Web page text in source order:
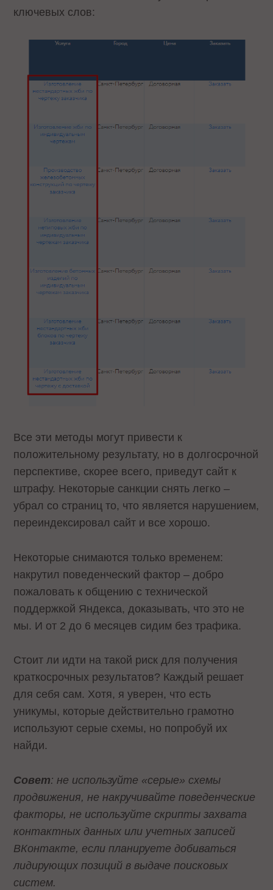
ключевых слов:
Все эти методы могут привести к
положительному результату, но в долгосрочной
перспективе, скорее всего, приведут сайт к
штрафу. Некоторые санкции снять легко –
убрал со страниц то, что является нарушением,
переиндексировал сайт и все хорошо.
Некоторые снимаются только временем:
накрутил поведенческий фактор – добро
пожаловать к общению с технической
поддержкой Яндекса, доказывать, что это не
мы. И от 2 до 6 месяцев сидим без трафика.
Стоит ли идти на такой риск для получения
краткосрочных результатов? Каждый решает
для себя сам. Хотя, я уверен, что есть
уникумы, которые действительно грамотно
используют серые схемы, но попробуй их
найди.
Совет: не используйте «серые» схемы
продвижения, не накручивайте поведенческие
факторы, не используйте скрипты захвата
контактных данных или учетных записей
ВКонтакте, если планируете добиваться
лидирующих позиций в выдаче поисковых
систем.